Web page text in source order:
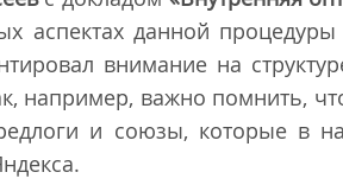
аспектах данной
внимание на
например, важно помнить,
и союзы, которые в